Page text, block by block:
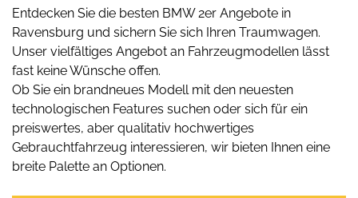
Entdecken Sie die besten BMW 2er Angebote in
Ravensburg und sichern Sie sich Ihren Traumwagen.
Unser vielfältiges Angebot an Fahrzeugmodellen lässt
fast keine Wünsche offen.
Ob Sie ein brandneues Modell mit den neuesten
technologischen Features suchen oder sich für ein
preiswertes, aber qualitativ hochwertiges
Gebrauchtfahrzeug interessieren, wir bieten Ihnen eine
breite Palette an Optionen.